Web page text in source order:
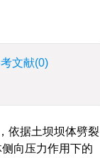
文献(0)
依据土坝坝体劈裂
向压力作用下的